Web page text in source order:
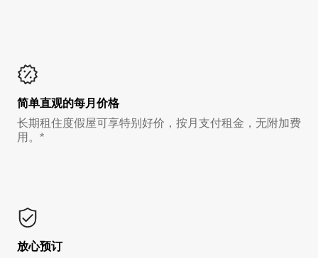
简单直观的每月价格
长期租住度假屋可享特别好价，按月支付租金，无附加费
用。*
放心预订